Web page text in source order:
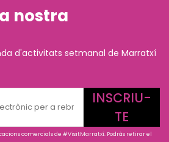
nostra
d'activitats setmanal de Marratxí
INSCRIU-
TE
comercials de #VisitMarratxí. Podràs retirar el